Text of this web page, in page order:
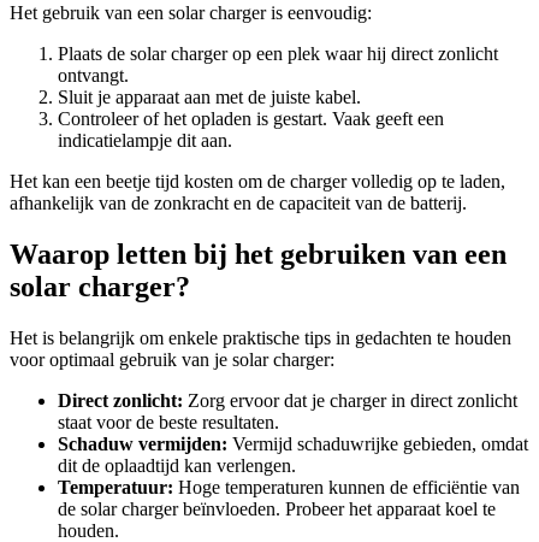
Het gebruik van een solar charger is eenvoudig:
Plaats de solar charger op een plek waar hij direct zonlicht
ontvangt.
Sluit je apparaat aan met de juiste kabel.
Controleer of het opladen is gestart. Vaak geeft een
indicatielampje dit aan.
Het kan een beetje tijd kosten om de charger volledig op te laden,
afhankelijk van de zonkracht en de capaciteit van de batterij.
Waarop letten bij het gebruiken van een
solar charger?
Het is belangrijk om enkele praktische tips in gedachten te houden
voor optimaal gebruik van je solar charger:
Direct zonlicht: Zorg ervoor dat je charger in direct zonlicht
staat voor de beste resultaten.
Schaduw vermijden: Vermijd schaduwrijke gebieden, omdat
dit de oplaadtijd kan verlengen.
Temperatuur: Hoge temperaturen kunnen de efficiëntie van
de solar charger beïnvloeden. Probeer het apparaat koel te
houden.